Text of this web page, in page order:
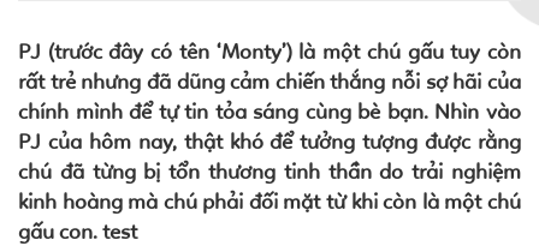
PJ (trước đây có tên ‘Monty’) là một chú gấu tuy còn
rất trẻ nhưng đã dũng cảm chiến thắng nỗi sợ hãi của
chính mình để tự tin tỏa sáng cùng bè bạn. Nhìn vào
PJ của hôm nay, thật khó để tưởng tượng được rằng
chú đã từng bị tổn thương tinh thần do trải nghiệm
kinh hoàng mà chú phải đối mặt từ khi còn là một chú
gấu con. test